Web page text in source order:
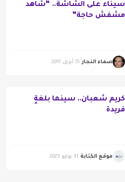
سيناء على الشاشة.. “شاهد
مشفش حاجة”
صفاء النجار 15 أبريل 2017
كريم شعبان.. سينما بلغةٍ
فريدة
موقع الكتابة 31 يوليو 2025